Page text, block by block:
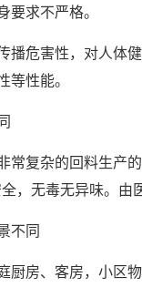
求不严格。
播危害性，对人体
性能。
常复杂的回料生产
，无毒无异味。由
不同
厨房、客房，小区